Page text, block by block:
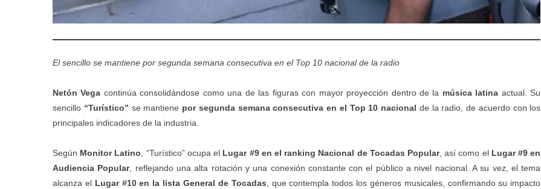
El sencillo se mantiene por segunda semana consecutiva en el Top 10 nacional de la radio
Netón Vega continúa consolidándose como una de las figuras con mayor proyección dentro de la música latina actual. Su
sencillo “Turístico” se mantiene por segunda semana consecutiva en el Top 10 nacional de la radio, de acuerdo con los
principales indicadores de la industria.
Según Monitor Latino, “Turístico” ocupa el Lugar #9 en el ranking Nacional de Tocadas Popular, así como el Lugar #9 en
Audiencia Popular, reflejando una alta rotación y una conexión constante con el público a nivel nacional. A su vez, el tema
alcanza el Lugar #10 en la lista General de Tocadas, que contempla todos los géneros musicales, confirmando su impacto